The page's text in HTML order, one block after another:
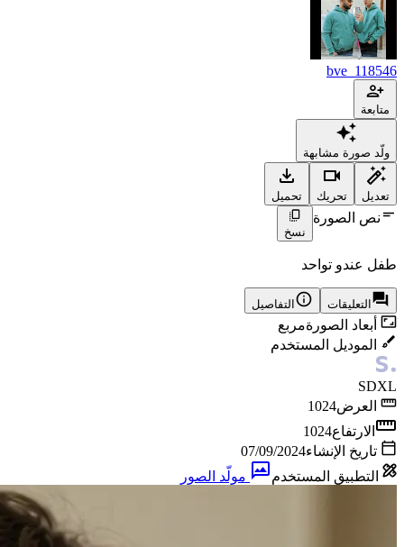
bve_118546
متابعة
ولّد صورة مشابهة
تعديل تحريك تحميل
نص الصورة
نسخ
طفل عندو تواحد
التعليقات التفاصيل
أبعاد الصورةمربع
الموديل المستخدم
SDXL
العرض1024
الارتفاع1024
تاريخ الإنشاء07/09/2024
التطبيق المستخدم
مولّد الصور